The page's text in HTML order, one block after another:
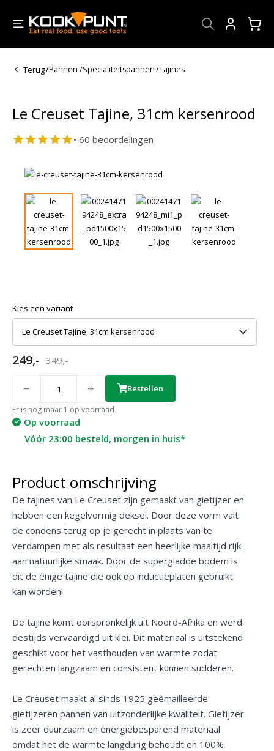
Terug/Pannen /Specialiteitspannen/Tajines
Le Creuset Tajine, 31cm kersenrood
• 60 beoordelingen
Kies een variant
Le Creuset Tajine, 31cm kersenrood
249,- 349,-
Er is nog maar 1 op voorraad
Bestellen
Op voorraad
Vóór 23:00 besteld, morgen in huis*
Product omschrijving
De tajines van Le Creuset zijn gemaakt van gietijzer en
hebben een kegelvormig deksel. Door deze vorm valt
de condens terug op je gerecht in plaats van te
verdampen met als resultaat een heerlijke maaltijd rijk
aan natuurlijke smaak. Door de supergladde bodem is
dit de enige tajine die ook op inductieplaten gebruikt
kan worden!
De tajine komt oorspronkelijk uit Noord-Afrika en werd
destijds vervaardigd uit klei. Dit materiaal is uitstekend
geschikt voor het vasthouden van warmte zodat
gerechten langzaam en consistent kunnen sudderen.
Le Creuset maakt al sinds 1925 geëmailleerde
gietijzeren pannen van uitzonderlijke kwaliteit. Gietijzer
is zeer duurzaam en energiebesparend materiaal
omdat het de warmte langdurig behoudt en 100%